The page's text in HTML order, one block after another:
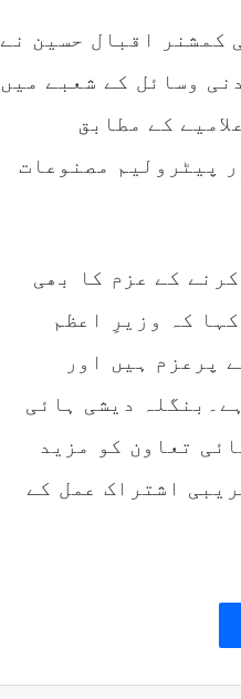
کمشنر اقبال حسین نے
وسائل کے شعبے میں
کے مطابق
پیٹرولیم مصنوعات
کے عزم کا بھی
کہ وزیرِ اعظم
پرعزم ہیں اور
دیشی ہائی
تعاون کو مزید
اشتراک عمل کے